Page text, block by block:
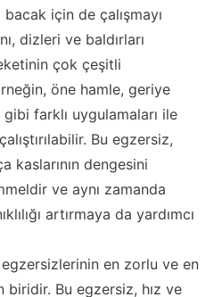
için de çalışmayı
dizleri ve baldırları
çok çeşitli
öne hamle, geriye
farklı uygulamaları ile
Bu egzersiz,
kaslarının dengesini
ve aynı zamanda
artırmaya da yardımcı
egzersizlerinin en zorlu ve en
biridir. Bu egzersiz, hız ve